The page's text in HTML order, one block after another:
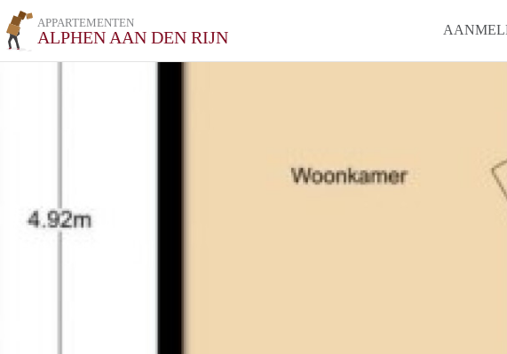
APPARTEMENTEN
ALPHEN AAN DEN RIJN